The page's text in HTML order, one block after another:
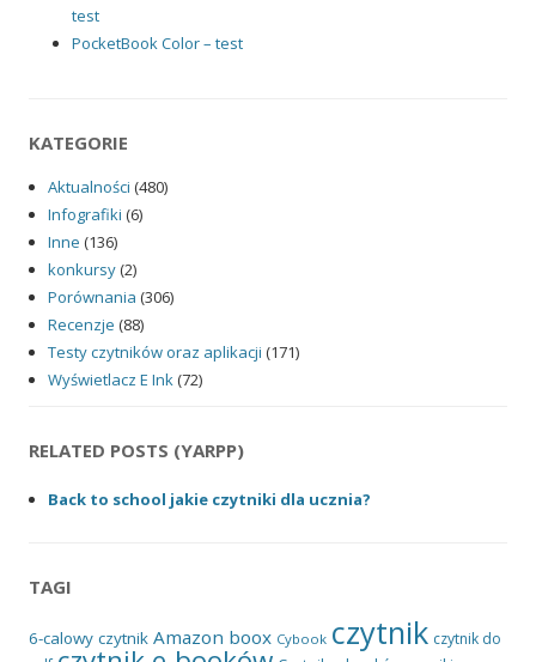
test
PocketBook Color – test
KATEGORIE
Aktualności (480)
Infografiki (6)
Inne (136)
konkursy(2)
Porównania (306)
Recenzje (88)
Testy czytników oraz aplikacji (171)
Wyświetlacz E Ink(72)
RELATED POSTS (YARPP)
Back to school jakie czytniki dla ucznia?
TAGI
6-calowy czytnik Amazon boox Cybook czytnik czytnik do